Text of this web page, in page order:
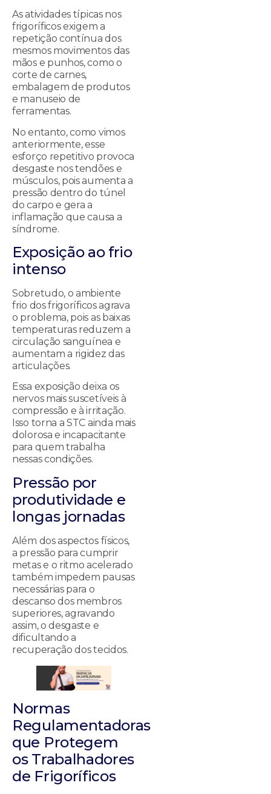
As atividades típicas nos
frigoríficos exigem a
repetição contínua dos
mesmos movimentos das
mãos e punhos, como o
corte de carnes,
embalagem de produtos
e manuseio de
ferramentas.
No entanto, como vimos
anteriormente, esse
esforço repetitivo provoca
desgaste nos tendões e
músculos, pois aumenta a
pressão dentro do túnel
do carpo e gera a
inflamação que causa a
síndrome.
Exposição ao frio
intenso
Sobretudo, o ambiente
frio dos frigoríficos agrava
o problema, pois as baixas
temperaturas reduzem a
circulação sanguínea e
aumentam a rigidez das
articulações.
Essa exposição deixa os
nervos mais suscetíveis à
compressão e à irritação.
Isso torna a STC ainda mais
dolorosa e incapacitante
para quem trabalha
nessas condições.
Pressão por
produtividade e
longas jornadas
Além dos aspectos físicos,
a pressão para cumprir
metas e o ritmo acelerado
também impedem pausas
necessárias para o
descanso dos membros
superiores, agravando
assim, o desgaste e
dificultando a
recuperação dos tecidos.
Normas
Regulamentadoras
que Protegem
os Trabalhadores
de Frigoríficos